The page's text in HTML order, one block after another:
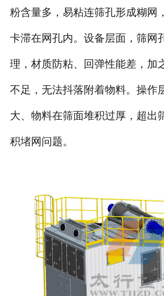
粉含量多，易粘连筛孔形成糊网
卡滞在网孔内。设备层面，筛网
理，材质防粘、回弹性能差，加
不足，无法抖落附着物料。操作
大、物料在筛面堆积过厚，超出
积堵网问题。